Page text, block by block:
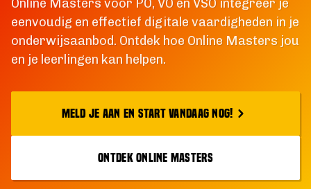
Online Masters voor PO, VO en VSO integreer je
eenvoudig en effectief digitale vaardigheden in je
onderwijsaanbod. Ontdek hoe Online Masters jou
en je leerlingen kan helpen.
MELD JE AAN EN START VANDAAG NOG!
ONTDEK ONLINE MASTERS